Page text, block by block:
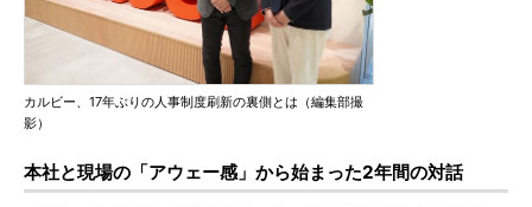
カルビー、17年ぶりの人事制度刷新の裏側とは（編集部撮
影）
本社と現場の「アウェー感」から始まった2年間の対話